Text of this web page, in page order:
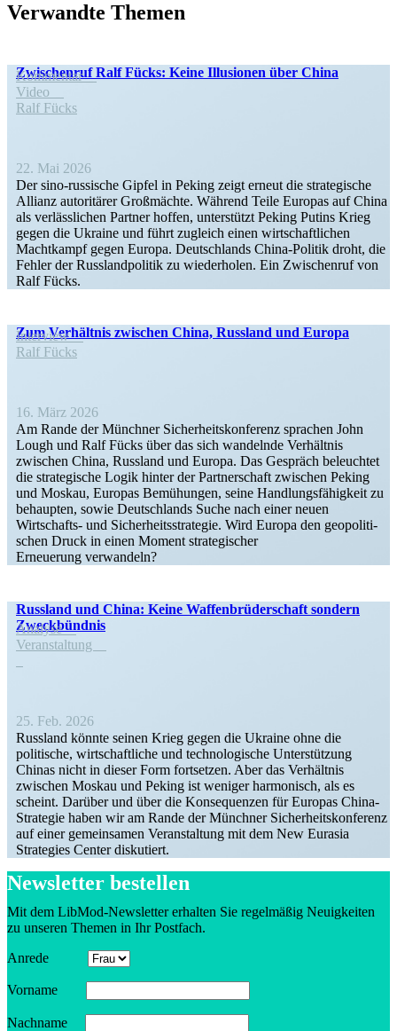
Verwandte Themen
Zwischenruf Ralf Fücks: Keine Illusionen über China
Kommentar
Video
Ralf Fücks
22. Mai 2026
Der sino-russische Gipfel in Peking zeigt erneut die strate­gische
Allianz autori­tärer Großmächte. Während Teile Europas auf China
als verläss­lichen Partner hoffen, unter­stützt Peking Putins Krieg
gegen die Ukraine und führt zugleich einen wirtschaft­lichen
Macht­kampf gegen Europa. Deutsch­lands China-Politik droht, die
Fehler der Russland­po­litik zu wieder­holen. Ein Zwischenruf von
Ralf Fücks.
Zum Verhältnis zwischen China, Russland und Europa
Interview
Ralf Fücks
16. März 2026
Am Rande der Münchner Sicher­heits­kon­ferenz sprachen John
Lough und Ralf Fücks über das sich wandelnde Verhältnis
zwischen China, Russland und Europa. Das Gespräch beleuchtet
die strate­gische Logik hinter der Partner­schaft zwischen Peking
und Moskau, Europas Bemühungen, seine Handlungs­fä­higkeit zu
behaupten, sowie Deutsch­lands Suche nach einer neuen
Wirtschafts- und Sicher­heits­stra­tegie. Wird Europa den geopo­li­ti­
schen Druck in einen Moment strate­gi­scher
Erneuerung verwandeln?
Russland und China: Keine Waffen­brü­der­schaft sondern
Zweckbündnis
Analyse
Veran­staltung
25. Feb. 2026
Russland könnte seinen Krieg gegen die Ukraine ohne die
politische, wirtschaft­liche und techno­lo­gische Unter­stützung
Chinas nicht in dieser Form fortsetzen. Aber das Verhältnis
zwischen Moskau und Peking ist weniger harmo­nisch, als es
scheint. Darüber und über die Konse­quenzen für Europas China-
Strategie haben wir am Rande der Münchner Sicher­heits­kon­ferenz
auf einer gemein­samen Veran­staltung mit dem New Eurasia
Strategies Center diskutiert.
Newsletter bestellen
Mit dem LibMod-Newsletter erhalten Sie regel­mäßig Neuig­keiten
zu unseren Themen in Ihr Postfach.
Anrede
Vorname
Nachname